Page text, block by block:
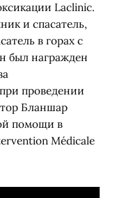
Laclinic.
и спасатель,
в горах с
был награжден
проведении
Бланшар
помощи в
Médicale